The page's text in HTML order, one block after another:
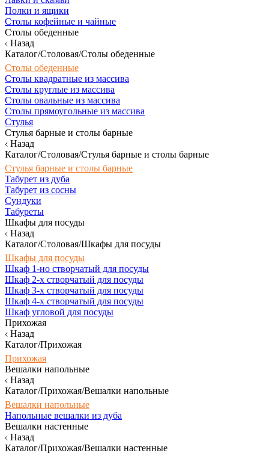
Полки и ящики
Столы кофейные и чайные
Столы обеденные
Назад
Каталог/Столовая/Столы обеденные
Столы обеденные
Столы квадратные из массива
Столы круглые из массива
Столы овальные из массива
Столы прямоугольные из массива
Стулья
Стулья барные и столы барные
Назад
Каталог/Столовая/Стулья барные и столы барные
Стулья барные и столы барные
Табурет из дуба
Табурет из сосны
Сундуки
Табуреты
Шкафы для посуды
Назад
Каталог/Столовая/Шкафы для посуды
Шкафы для посуды
Шкаф 1-но створчатый для посуды
Шкаф 2-х створчатый для посуды
Шкаф 3-х створчатый для посуды
Шкаф 4-х створчатый для посуды
Шкаф угловой для посуды
Прихожая
Назад
Каталог/Прихожая
Прихожая
Вешалки напольные
Назад
Каталог/Прихожая/Вешалки напольные
Вешалки напольные
Напольные вешалки из дуба
Вешалки настенные
Назад
Каталог/Прихожая/Вешалки настенные